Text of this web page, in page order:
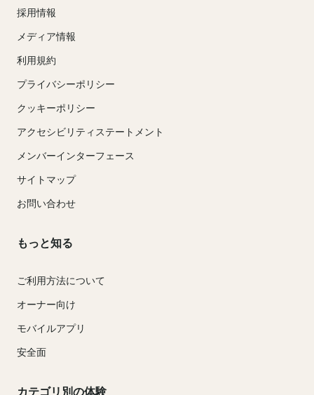
採用情報
メディア情報
利用規約
プライバシーポリシー
クッキーポリシー
アクセシビリティステートメント
メンバーインターフェース
サイトマップ
お問い合わせ
もっと知る
ご利用方法について
オーナー向け
モバイルアプリ
安全面
カテゴリ別の体験